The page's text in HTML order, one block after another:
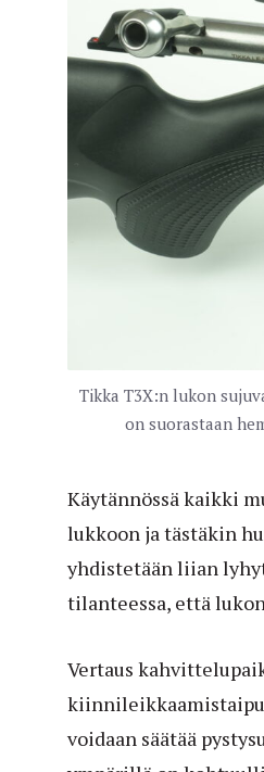
Tikka T3X:n lukon
on suorastaan
Käytännössä kaikki
lukkoon ja tästäkin
yhdistetään liian
tilanteessa, että
Vertaus
voidaan säätää